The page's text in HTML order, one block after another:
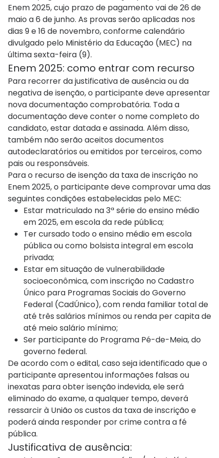
Enem 2025, cujo prazo de pagamento vai de 26 de
maio a 6 de junho. As provas serão aplicadas nos
dias 9 e 16 de novembro, conforme calendário
divulgado pelo Ministério da Educação (MEC) na
última sexta-feira (9).
Enem 2025: como entrar com recurso
Para recorrer da justificativa de ausência ou da
negativa de isenção, o participante deve apresentar
nova documentação comprobatória. Toda a
documentação deve conter o nome completo do
candidato, estar datada e assinada. Além disso,
também não serão aceitos documentos
autodeclaratórios ou emitidos por terceiros, como
pais ou responsáveis.
Para o recurso de isenção da taxa de inscrição no
Enem 2025, o participante deve comprovar uma das
seguintes condições estabelecidas pelo MEC:
Estar matriculado na 3ª série do ensino médio
em 2025, em escola da rede pública;
Ter cursado todo o ensino médio em escola
pública ou como bolsista integral em escola
privada;
Estar em situação de vulnerabilidade
socioeconômica, com inscrição no Cadastro
Único para Programas Sociais do Governo
Federal (CadÚnico), com renda familiar total de
até três salários mínimos ou renda per capita de
até meio salário mínimo;
Ser participante do Programa Pé-de-Meia, do
governo federal.
De acordo com o edital, caso seja identificado que o
participante apresentou informações falsas ou
inexatas para obter isenção indevida, ele será
eliminado do exame, a qualquer tempo, deverá
ressarcir à União os custos da taxa de inscrição e
poderá ainda responder por crime contra a fé
pública.
Justificativa de ausência: